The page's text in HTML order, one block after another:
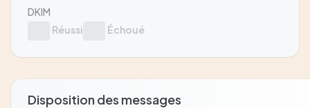
DKIM
Réussi
Échoué
Disposition des messages